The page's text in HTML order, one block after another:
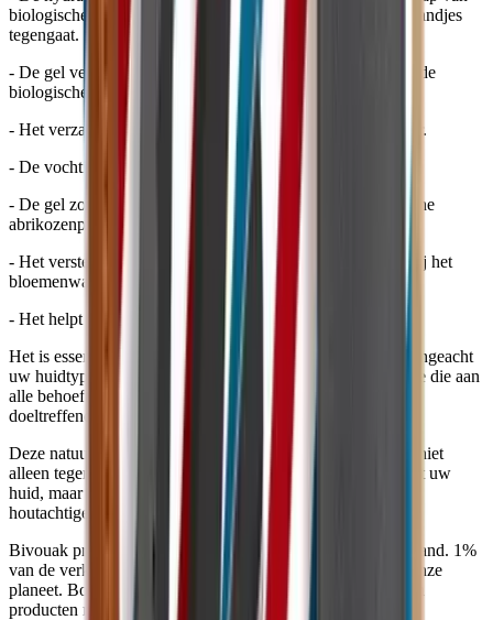
biologische aloë vera die als aftershave verlicht en scheerbrandjes
tegengaat.
- De gel verzacht, egaliseert en regenereert de huid dankzij de
biologische jojaba olie.
- Het verzacht de gezichtshuid dankzij organische sheaboter.
- De vochtinbrengende gel zuivert de huid dankzij cipres.
- De gel zorgt voor een gezonde gloed dankzij de biologische
abrikozenpitolie.
- Het verstevigt, verfrist en tonifieert de gezichtshuid dankzij het
bloemenwater van biologische rozemarijn.
- Het helpt de huid te genezen dankzij calendula.
Het is essentieel om een goede gezichtsroutine te hebben, ongeacht
uw huidtype. Kortom, dit is een hydraterende gezichtscrème die aan
alle behoeften van de mannenhuid voldoet: eenvoudig en
doeltreffend !
Deze natuurlijke vochtinbrengende gel beschermt uw huid niet
alleen tegen agressieve invloeden van buitenaf en hydrateert uw
huid, maar laat u ook op subtiele wijze achter met heldere,
houtachtige en wilde geur die u teleporteert naar de natuur.
Bivouak produceert zijn cosmetica in Frankrijk en met de hand. 1%
van de verkoop wordt gedoneerd aan een goed doel voor onze
planeet. Bovendien heeft Bivouak zich ertoe verbonden zijn
producten niet op dieren te testen.